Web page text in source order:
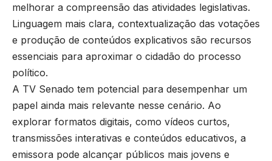
melhorar a compreensão das atividades legislativas.
Linguagem mais clara, contextualização das votações
e produção de conteúdos explicativos são recursos
essenciais para aproximar o cidadão do processo
político.
A TV Senado tem potencial para desempenhar um
papel ainda mais relevante nesse cenário. Ao
explorar formatos digitais, como vídeos curtos,
transmissões interativas e conteúdos educativos, a
emissora pode alcançar públicos mais jovens e